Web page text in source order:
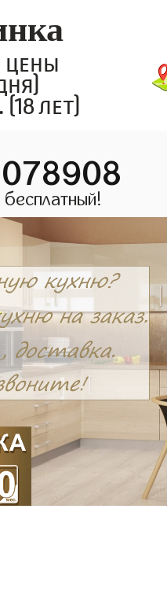
цены
лет)